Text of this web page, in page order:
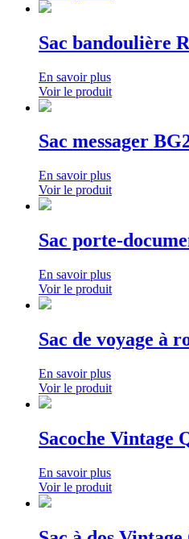
Sac bandoulière
En savoir plus
Voir le produit
Sac messager
En savoir plus
Voir le produit
Sac porte-
En savoir plus
Voir le produit
Sac de voyage à
En savoir plus
Voir le produit
Sacoche Vintage
En savoir plus
Voir le produit